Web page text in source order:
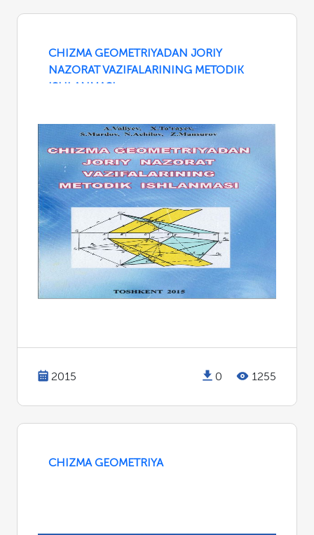
CHIZMA GEOMETRIYADAN JORIY
NAZORAT VAZIFALARINING METODIK
ISHLANMASI
2015 0 1255
CHIZMA GEOMETRIYA